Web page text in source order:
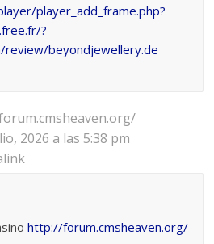
player_add_frame.php?
?
review/beyondjewellery.de
2026 a las 5:38 pm
http://forum.cmsheaven.org/